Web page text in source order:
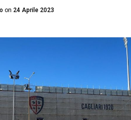
on 24 Aprile 2023